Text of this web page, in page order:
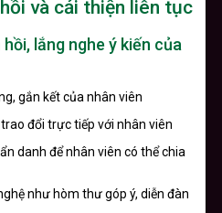
và cải thiện liên tục
lắng nghe ý kiến của
gắn kết của nhân viên
đổi trực tiếp với nhân viên
danh để nhân viên có thể chia
như hòm thư góp ý, diễn đàn